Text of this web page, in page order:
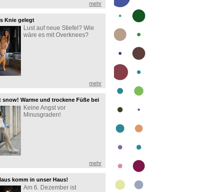
mehr
Knie gelegt
Lust auf neue Stiefel? Wie
wäre es mit Overknees?
mehr
snow! Warme und trockene Füße bei
Wetter Keine Angst vor
Minusgraden!
mehr
komm in unser Haus!
Am 6. Dezember ist